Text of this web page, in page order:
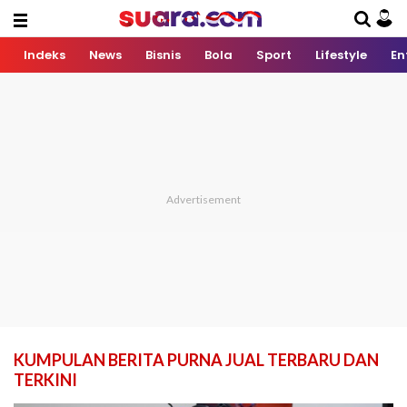
Indeks News Bisnis Bola Sport Lifestyle
KUMPULAN BERITA PURNA JUAL TERBARU DAN
TERKINI